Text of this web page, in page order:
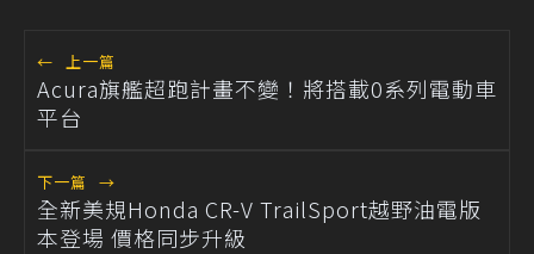
← 上一篇
Acura旗艦超跑計畫不變！將搭載0系列電動車
平台
下一篇 →
全新美規Honda CR-V TrailSport越野油電版
本登場 價格同步升級